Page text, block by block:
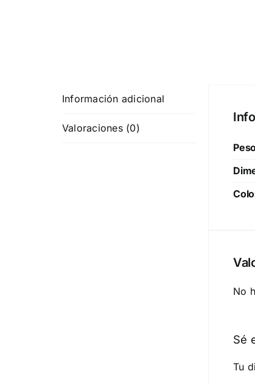
Información adicional
Valoraciones (0)
No
Sé
Tu